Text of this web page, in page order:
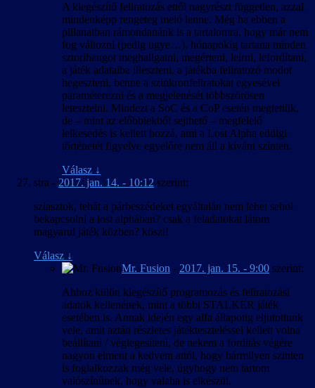
A kiegészítő feliratozás ettől nagyrészt független, azzal
mindenképp rengeteg meló lenne. Még ha ebben a
pillanatban rámondanánk is a tartalomra, hogy már nem
fog változni (pedig ugye…), hónapokig tartana minden
sztorihangot meghallgatni, megérteni, leírni, lefordítani,
a játék adataiba illeszteni, a játékba feliratozó modot
hegeszteni, benne a szinkronfeliratokat egyesével
paraméterezni és a megjelenését többszörösen
letesztelni. Mindezt a SoC és a CoP esetén megtettük,
de – mint az előbbiekből sejthető – megfelelő
lelkesedés is kellett hozzá, ami a Lost Alpha eddigi
történetét figyelve egyelőre nem áll a kívánt szinten.
Válasz ↓
stra - 2017. jan. 14. - 10:12 szerint:
sziasztok, tehát a párbeszédeket egyáltalán nem lehet sehol
bekapcsolni a lost alphában? csak a feladatokat látom
magyarul játék közben? köszi!
Válasz ↓
Mr. Fusion - 2017. jan. 15. - 9:00 szerint:
Ahhoz külön kiegészítő programozás és feliratozási
adatok kellenének, mint a többi STALKER játék
esetében is. Annak idején egy alfa állapotig eljutottunk
vele, amit aztán részletes játékteszteléssel kellett volna
beállítani / véglegesíteni, de nekem a fordítás végére
nagyon elment a kedvem attól, hogy bármilyen szinten
is foglalkozzak még vele, úgyhogy nem tartom
valószínűnek, hogy valaha is elkészül.